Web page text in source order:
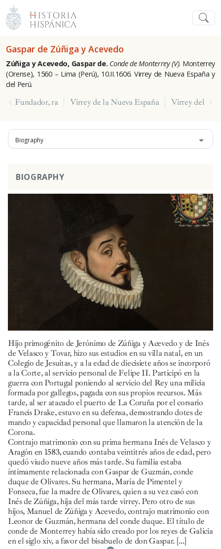
Gaspar de Zúñiga y Acevedo
Zúñiga y Acevedo, Gaspar de. Conde de Monterrey (V). Monterrey
(Orense), 1560 – Lima (Perú), 10.II.1606. Virrey de Nueva España y
del Perú.
Fundador, ra Virrey de la Nueva España Virrey del
Biography
BIOGRAPHY
Hijo primogénito de Jerónimo de Zúñiga y Acevedo y de Inés
de Velasco y Tovar, hizo sus estudios en su villa natal, en un
Colegio de Jesuitas, y a la edad de diecisiete años se incorporó
a la Corte, al servicio personal de Felipe II. Participó en la
guerra con Portugal poniendo al servicio del Rey una milicia
formada por gallegos, pagada con sus propios recursos. Más
tarde, al ser atacado el puerto de La Coruña por el corsario
Francis Drake, estuvo en su defensa, demostrando dotes de
mando y capacidad personal que llamaron la atención de la
Corona.
Contrajo matrimonio con su prima hermana Inés de Velasco y
Aragón en 1583, cuando contaba veintitrés años de edad, pero
quedó viudo nueve años más tarde. Su familia estaba
íntimamente relacionada con Gaspar de Guzmán, conde
duque de Olivares. Su hermana, María de Pimentel y
Fonseca, fue la madre de Olivares, quien a su vez casó con
Inés de Zúñiga, hija del más tarde virrey. Pero otro de sus
hijos, Manuel de Zúñiga y Acevedo, contrajo matrimonio con
Leonor de Guzmán, hermana del conde duque. El título de
conde de Monterrey había sido creado por los reyes de Galicia
en el siglo xiv, a favor del bisabuelo de don Gaspar. [...]